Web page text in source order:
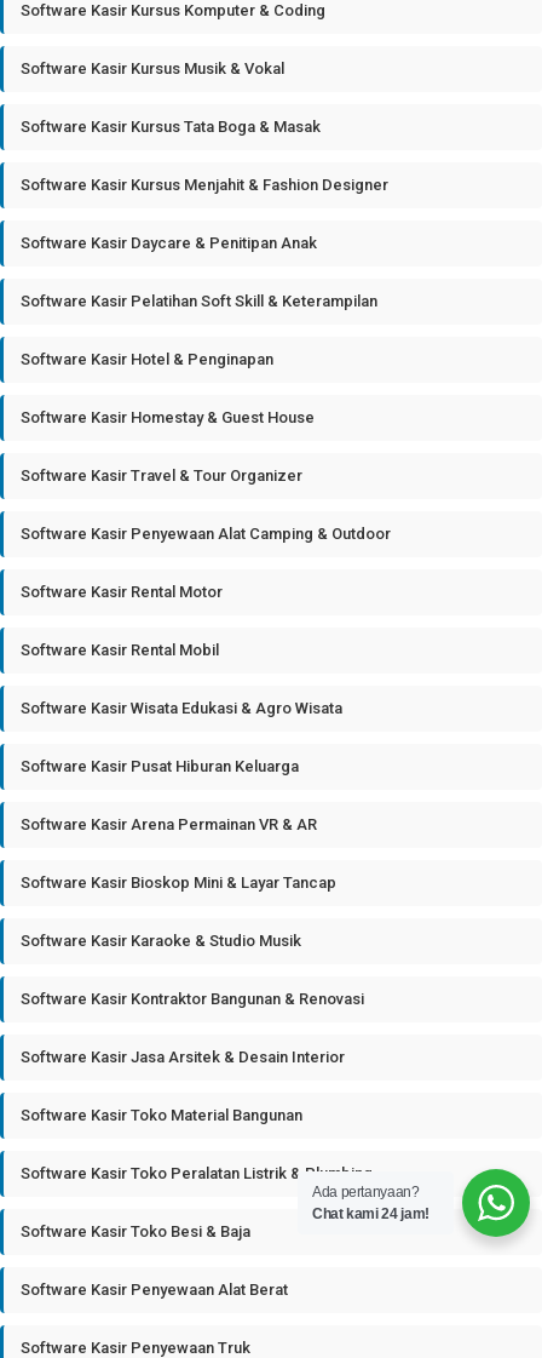
Software Kasir Kursus Komputer & Coding
Software Kasir Kursus Musik & Vokal
Software Kasir Kursus Tata Boga & Masak
Software Kasir Kursus Menjahit & Fashion Designer
Software Kasir Daycare & Penitipan Anak
Software Kasir Pelatihan Soft Skill & Keterampilan
Software Kasir Hotel & Penginapan
Software Kasir Homestay & Guest House
Software Kasir Travel & Tour Organizer
Software Kasir Penyewaan Alat Camping & Outdoor
Software Kasir Rental Motor
Software Kasir Rental Mobil
Software Kasir Wisata Edukasi & Agro Wisata
Software Kasir Pusat Hiburan Keluarga
Software Kasir Arena Permainan VR & AR
Software Kasir Bioskop Mini & Layar Tancap
Software Kasir Karaoke & Studio Musik
Software Kasir Kontraktor Bangunan & Renovasi
Software Kasir Jasa Arsitek & Desain Interior
Software Kasir Toko Material Bangunan
Software Kasir Toko Peralatan Listrik & Plumbing
Software Kasir Toko Besi & Baja
Software Kasir Penyewaan Alat Berat
Software Kasir Penyewaan Truk
Ada pertanyaan?
Chat kami 24 jam!